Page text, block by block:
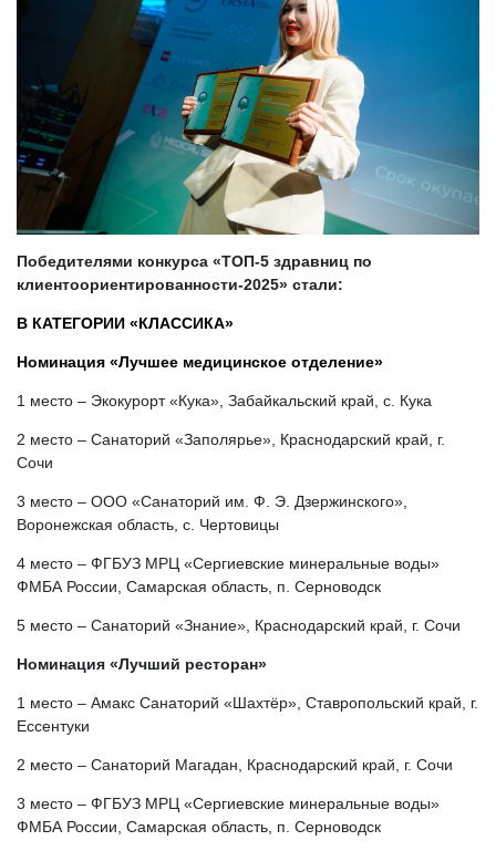
Победителями конкурса «ТОП-5 здравниц по
клиентоориентированности-2025» стали:
В КАТЕГОРИИ «КЛАССИКА»
Номинация «Лучшее медицинское отделение»
1 место – Экокурорт «Кука», Забайкальский край, с. Кука
2 место – Санаторий «Заполярье», Краснодарский край, г.
Сочи
3 место – ООО «Санаторий им. Ф. Э. Дзержинского»,
Воронежская область, с. Чертовицы
4 место – ФГБУЗ МРЦ «Сергиевские минеральные воды»
ФМБА России, Самарская область, п. Серноводск
5 место – Санаторий «Знание», Краснодарский край, г. Сочи
Номинация «Лучший ресторан»
1 место – Амакс Санаторий «Шахтёр», Ставропольский край, г.
Ессентуки
2 место – Санаторий Магадан, Краснодарский край, г. Сочи
3 место – ФГБУЗ МРЦ «Сергиевские минеральные воды»
ФМБА России, Самарская область, п. Серноводск